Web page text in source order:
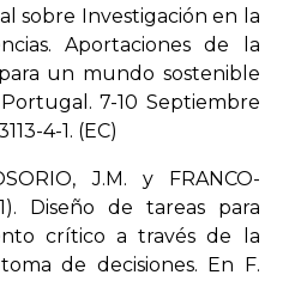
sobre Investigación en la
Aportaciones de la
un mundo sostenible
Portugal. 7-10 Septiembre
4-1. (EC)
J.M. y FRANCO-
Diseño de tareas para
crítico a través de la
de decisiones. En F.